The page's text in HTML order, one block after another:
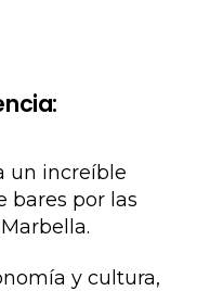
un increíble
bares por las
y cultura,